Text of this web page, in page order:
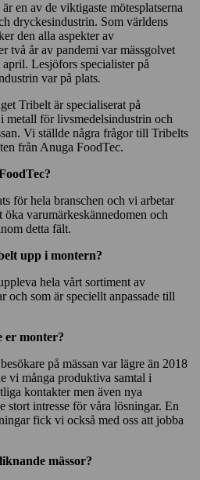
en av de viktigaste mötesplatserna
dryckesindustrin. Som världens
den alla aspekter av
två år av pandemi var mässgolvet
Lesjöfors specialister på
var på plats.
Tribelt är specialiserat på
metall för livsmedelsindustrin och
Vi ställde några frågor till Tribelts
från Anuga FoodTec.
för hela branschen och vi arbetar
varumärkeskännedomen och
detta fält.
upp i montern?
hela vårt sortiment av
och som är speciellt anpassade till
er monter?
på mässan var lägre än 2018
vi många produktiva samtal i
kontakter men även nya
stort intresse för våra lösningar. En
fick vi också med oss att jobba
mässor?